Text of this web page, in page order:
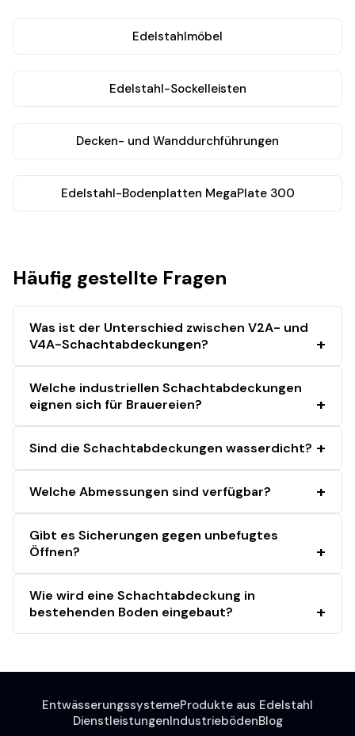
Edelstahlmöbel
Edelstahl-Sockelleisten
Decken- und Wanddurchführungen
Edelstahl-Bodenplatten MegaPlate 300
Häufig gestellte Fragen
Was ist der Unterschied zwischen V2A- und
V4A-Schachtabdeckungen?
Welche industriellen Schachtabdeckungen
eignen sich für Brauereien?
Sind die Schachtabdeckungen wasserdicht?
Welche Abmessungen sind verfügbar?
Gibt es Sicherungen gegen unbefugtes
Öffnen?
Wie wird eine Schachtabdeckung in
bestehenden Boden eingebaut?
EntwässerungssystemeProdukte aus Edelstahl
DienstleistungenIndustriebödenBlog